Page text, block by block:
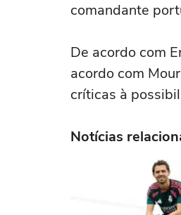
comandante
De acordo com
acordo com
críticas à
Notícias